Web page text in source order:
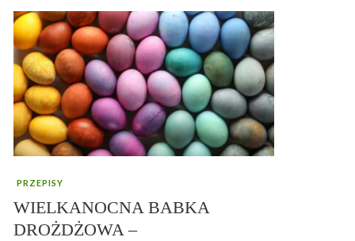
PRZEPISY
WIELKANOCNA BABKA
DROŻDŻOWA –